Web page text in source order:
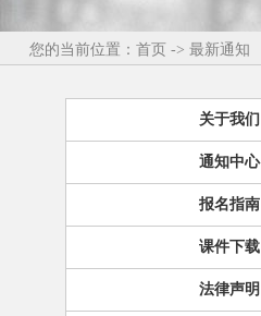
您的当前位置：首页 -> 最新通知
关于我们
通知中心
报名指南
课件下载
法律声明